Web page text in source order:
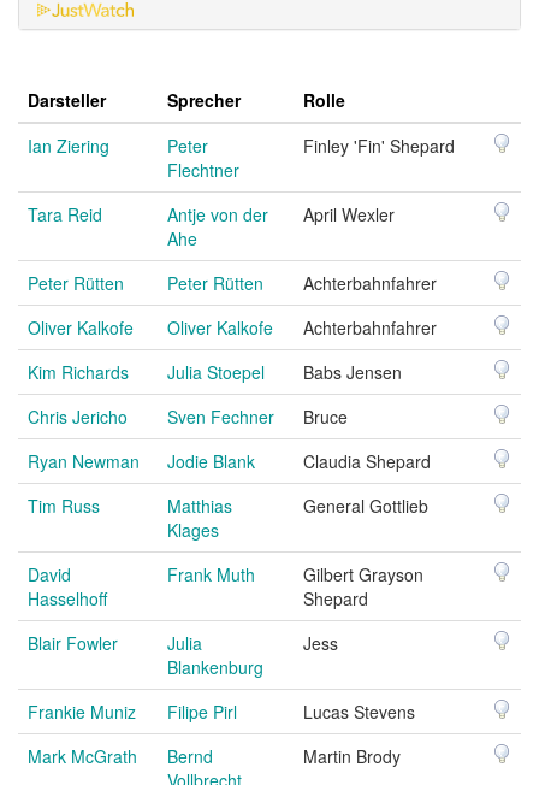
Darsteller Sprecher
Rolle
Ian Ziering
Peter
Flechtner
Finley 'Fin' Shepard
Tara Reid
Antje von der
Ahe
April Wexler
Peter Rütten Peter Rütten
Achterbahnfahrer
Oliver Kalkofe
Oliver Kalkofe
Achterbahnfahrer
Kim Richards
Julia Stoepel
Babs Jensen
Chris Jericho
Sven Fechner
Bruce
Ryan Newman
Jodie Blank
Claudia Shepard
Tim Russ
Matthias
Klages
General Gottlieb
David
Hasselhoff
Frank Muth
Gilbert Grayson
Shepard
Blair Fowler
Julia
Blankenburg
Jess
Frankie Muniz Filipe Pirl
Lucas Stevens
Mark McGrath
Bernd
Vollbrecht
Martin Brody